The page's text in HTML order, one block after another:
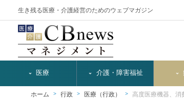
生き残る医療・介護経営のためのウェブマガジン
医療 介護・障害福祉
ホーム 行政 医療（行政） 高度医療機器、